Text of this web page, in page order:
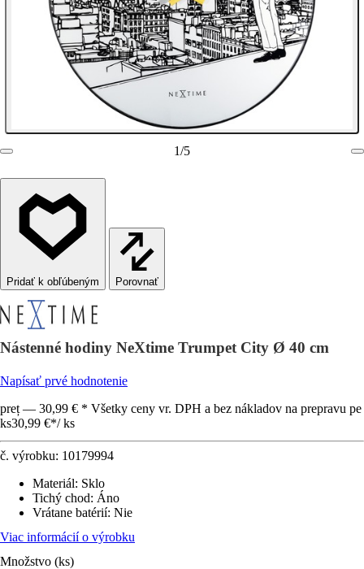
1/5
Porovnať
Nástenné hodiny NeXtime Trumpet City Ø 40 cm
Napísať prvé hodnotenie
preț — 30,99 € * Všetky ceny vr. DPH a bez nákladov na prepravu pe
ks30,99 €*/ ks
č. výrobku: 10179994
Materiál: Sklo
Tichý chod: Áno
Vrátane batérií: Nie
Viac informácií o výrobku
Množstvo (ks)